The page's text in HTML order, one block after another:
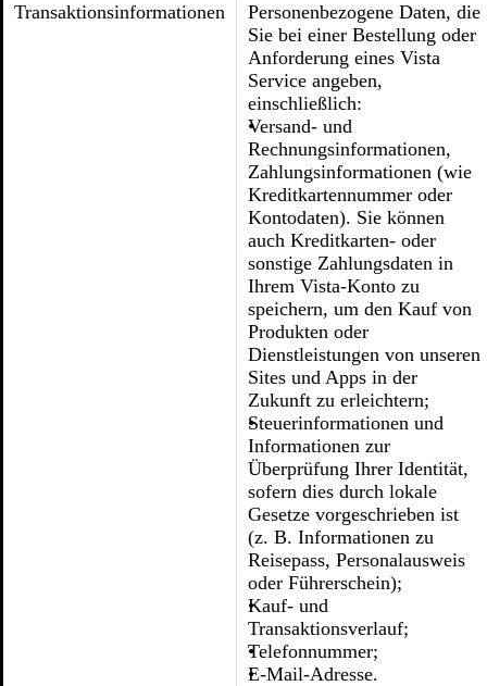
Transaktionsinformationen
Personenbezogene Daten, die
Sie bei einer Bestellung oder
Anforderung eines Vista
Service angeben,
einschließlich:
Versand- und
Rechnungsinformationen,
Zahlungsinformationen (wie
Kreditkartennummer oder
Kontodaten). Sie können
auch Kreditkarten- oder
sonstige Zahlungsdaten in
Ihrem Vista-Konto zu
speichern, um den Kauf von
Produkten oder
Dienstleistungen von unseren
Sites und Apps in der
Zukunft zu erleichtern;
Steuerinformationen und
Informationen zur
Überprüfung Ihrer Identität,
sofern dies durch lokale
Gesetze vorgeschrieben ist
(z. B. Informationen zu
Reisepass, Personalausweis
oder Führerschein);
Kauf- und
Transaktionsverlauf;
Telefonnummer;
E-Mail-Adresse.